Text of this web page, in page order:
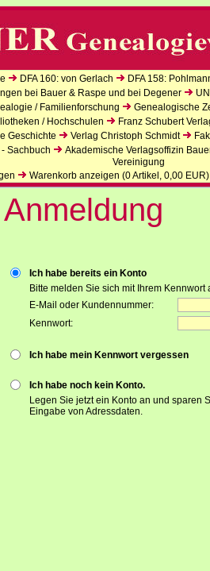
DFA 160: von Gerlach
DFA 158:
bei Bauer & Raspe und bei Degener
/ Familienforschung
Genealogische
/ Hochschulen
Franz Schubert
Geschichte Verlag Christoph Schmidt
Sachbuch
Akademische Verlagsoffizin
Vereinigung
Warenkorb anzeigen (0Artikel, 0,00 EUR)
Anmeldung
Ich habe bereits ein Konto
Bitte melden Sie sich mit Ihrem Kennwort
E-Mail oder Kundennummer:
Kennwort:
Ich habe mein Kennwort vergessen
Ich habe noch kein Konto.
Legen Sie jetzt ein Konto an und sparen
Eingabe von Adressdaten.